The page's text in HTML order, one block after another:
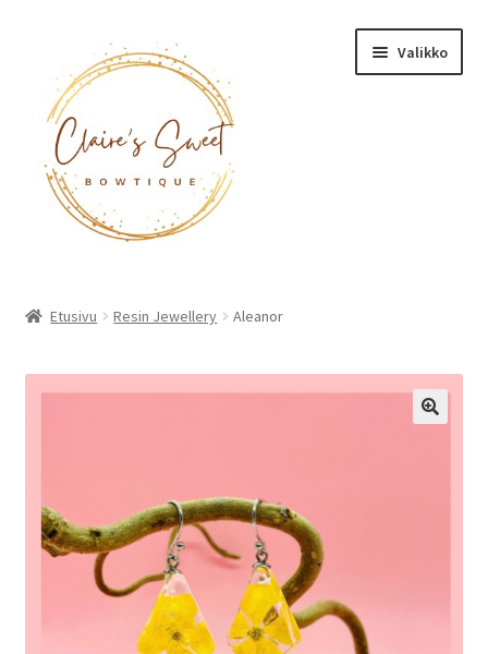
navigointiin
sisältöön
Valikko
Etusivu Resin Jewellery Aleanor